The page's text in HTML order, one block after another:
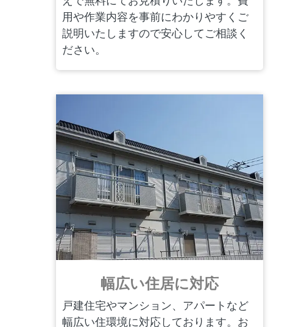
用や作業内容を事前にわかりやすくご
説明いたしますので安心してご相談く
ださい。
幅広い住居に対応
戸建住宅やマンション、アパートなど
幅広い住環境に対応しております。お